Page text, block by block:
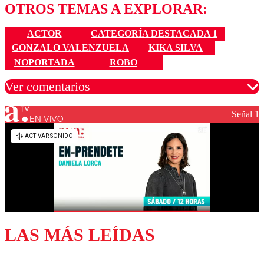
OTROS TEMAS A EXPLORAR:
ACTOR
CATEGORÍA DESTACADA 1
GONZALO VALENZUELA
KIKA SILVA
NOPORTADA
ROBO
Ver comentarios
Los comentarios son moderados para garantizar un
diálogo respetuoso.
EN VIVO Señal 1
LAS MÁS LEÍDAS